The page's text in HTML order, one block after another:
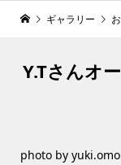
ギャラリー
Y.Tさんオ
photo by